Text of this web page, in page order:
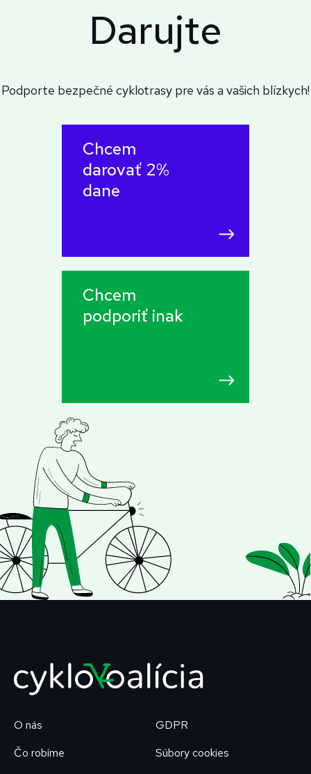
Darujte
Podporte bezpečné cyklotrasy pre vás a vašich blízkych!
Chcem
darovať 2%
dane
Chcem
podporiť inak
O nás
Čo robíme
GDPR
Súbory cookies